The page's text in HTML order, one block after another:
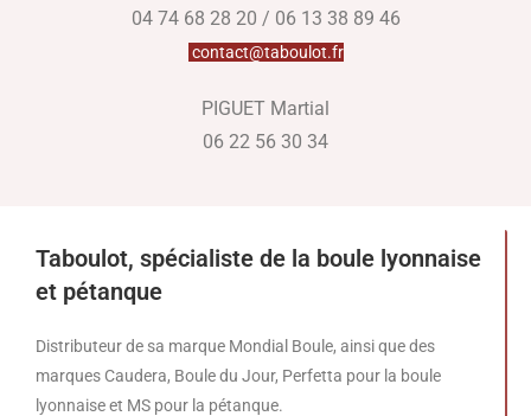
04 74 68 28 20 / 06 13 38 89 46
contact@taboulot.fr
PIGUET Martial
06 22 56 30 34
Taboulot, spécialiste de la boule lyonnaise
et pétanque
Distributeur de sa marque Mondial Boule, ainsi que des
marques Caudera, Boule du Jour, Perfetta pour la boule
lyonnaise et MS pour la pétanque.